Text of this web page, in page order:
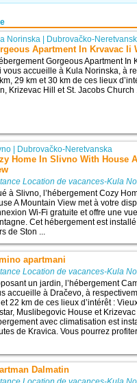
Norinska | Dubrovačko-
Apartment In Krvavac Ii
Gorgeous Apartment In
vous accueille à Kula Norinska, à
29 km et 30 km de ces lieux
Krizevac Hill et St. Jacobs Church
| Dubrovačko-Neretvanska
Home In Slivno With House
Location de vacances-Kula
à Slivno, l’hébergement Cozy
A Mountain View met à votre
Wi-Fi gratuite et offre une
Cet hébergement est
de Ston ...
apartmani
Location de vacances-Kula
un jardin, l’hébergement
accueille à Dračevo, à
22 km de ces lieux d’intérêt :
Muslibegovic House et
avec climatisation est
de Kravica. Vous pourrez
Dalmatin